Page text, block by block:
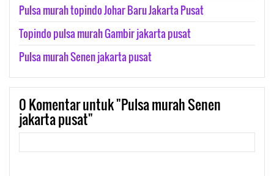
Pulsa murah topindo Johar Baru Jakarta Pusat
Topindo pulsa murah Gambir jakarta pusat
Pulsa murah Senen jakarta pusat
0Komentar untuk "Pulsa murah Senen
jakarta pusat"